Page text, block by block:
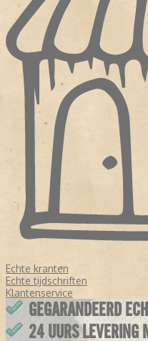
Echte kranten
Echte tijdschriften
Klantenservice
GEGARANDEERD
24 UURS LEVERING